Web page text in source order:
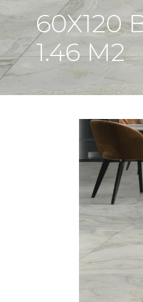
60X120
1.46 M2